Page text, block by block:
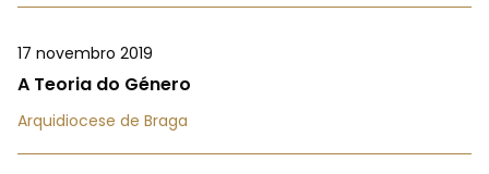
17 novembro 2019
A Teoria do Género
Arquidiocese de Braga